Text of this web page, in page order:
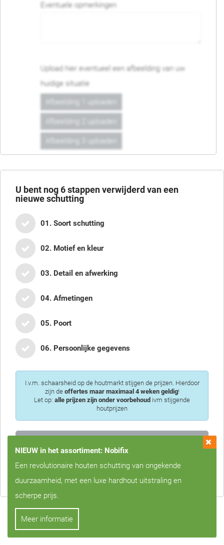
Eventuele opmerkingen
Upload hier eventueel een afbeelding van uw
huidige situatie
U bent nog6stappen verwijderd van een
nieuwe schutting
01. Soort schutting
02. Motief en kleur
03. Detail en afwerking
04. Afmetingen
05. Poort
06. Persoonlijke gegevens
I.v.m. schaarsheid op de houtmarkt stijgen de prijzen. Hierdoor
zijn de offertes maar maximaal 4 weken geldig!
Let op: alle prijzen zijn onder voorbehoud ivm stijgende
houtprijzen
NIEUW in het assortiment: Nobifix
Een revolutionaire houten schutting van ongekende
duurzaamheid, met een luxe hardhout uitstraling en
scherpe prijs.
Meer informatie